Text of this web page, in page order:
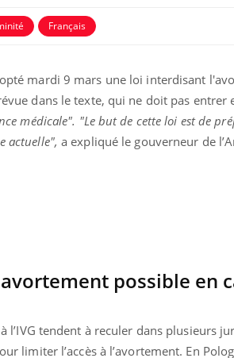
Français
mardi 9 mars une loi interdisant
dans le texte, qui ne doit pas
médicale". "Le but de cette loi est de
actuelle", a expliqué le gouverneur de
possible en
l’IVG tendent à reculer dans plusieurs
limiter l’accès à l’avortement. En